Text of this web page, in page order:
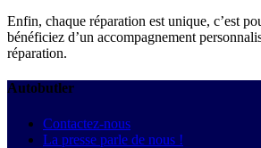
Enfin, chaque réparation est unique, c’est
bénéficiez d’un accompagnement
réparation.
Autobutler
Contactez-nous
La presse parle de nous !